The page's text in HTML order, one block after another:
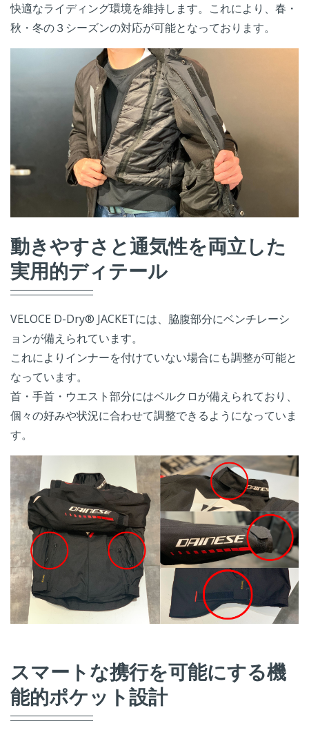
快適なライディング環境を維持します。これにより、春・
秋・冬の３シーズンの対応が可能となっております。
動きやすさと通気性を両立した
実用的ディテール
VELOCE D-Dry® JACKETには、脇腹部分にベンチレーシ
ョンが備えられています。
これによりインナーを付けていない場合にも調整が可能と
なっています。
首・手首・ウエスト部分にはベルクロが備えられており、
個々の好みや状況に合わせて調整できるようになっていま
す。
スマートな携行を可能にする機
能的ポケット設計